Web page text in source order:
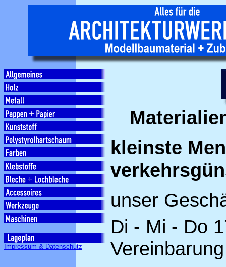
Impressum & Datenschutz
kleinste
unser
Di - Mi - Do
Vereinbarung